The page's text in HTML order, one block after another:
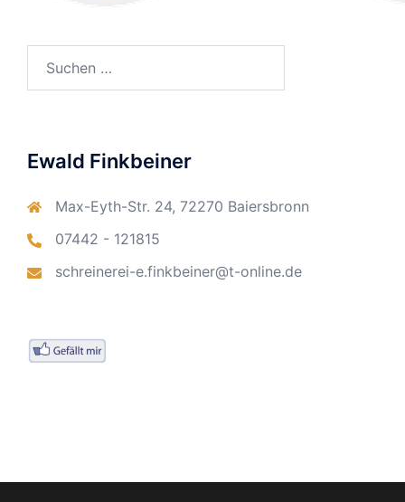
Ewald Finkbeiner
Max-Eyth-Str. 24, 72270 Baiersbronn
07442 - 121815
schreinerei-e.finkbeiner@t-online.de